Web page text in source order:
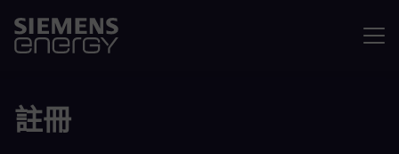
註冊